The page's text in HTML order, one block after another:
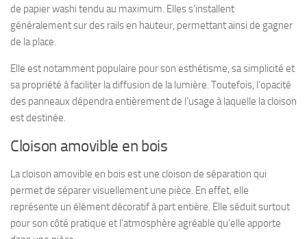
de papier washi tendu au maximum. Elles s’installent
généralement sur des rails en hauteur, permettant ainsi de gagner
de la place.
Elle est notamment populaire pour son esthétisme, sa simplicité et
sa propriété à faciliter la diffusion de la lumière. Toutefois, l’opacité
des panneaux dépendra entièrement de l’usage à laquelle la cloison
est destinée.
Cloison amovible en bois
La cloison amovible en bois est une cloison de séparation qui
permet de séparer visuellement une pièce. En effet, elle
représente un élément décoratif à part entière. Elle séduit surtout
pour son côté pratique et l’atmosphère agréable qu’elle apporte